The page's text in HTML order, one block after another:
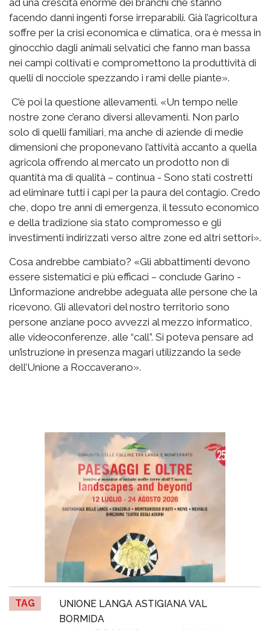
facendo danni ingenti forse irreparabili. Già l’agricoltura
soffre per la crisi economica e climatica, ora è messa in
ginocchio dagli animali selvatici che fanno man bassa
nei campi coltivati e compromettono la produttività di
quelli di nocciole spezzando i rami delle piante».
C’è poi la questione allevamenti. «Un tempo nelle
nostre zone c’erano diversi allevamenti. Non parlo
solo di quelli familiari, ma anche di aziende di medie
dimensioni che proponevano l’attività accanto a quella
agricola offrendo al mercato un prodotto non di
quantità ma di qualità – continua - Sono stati costretti
ad eliminare tutti i capi per la paura del contagio. Credo
che, dopo tre anni di emergenza, il tessuto economico
e della tradizione sia stato compromesso e gli
investimenti indirizzati verso altre zone ed altri settori».
Cosa andrebbe cambiato? «Gli abbattimenti devono
essere sistematici e più efficaci – conclude Garino -
L’informazione andrebbe adeguata alle persone che la
ricevono. Gli allevatori del nostro territorio sono
persone anziane poco avvezzi al mezzo informatico,
alle videoconferenze, alle “call”. Si poteva pensare ad
un’istruzione in presenza magari utilizzando la sede
dell’Unione a Roccaverano».
TAG
UNIONE LANGA ASTIGIANA VAL
BORMIDA